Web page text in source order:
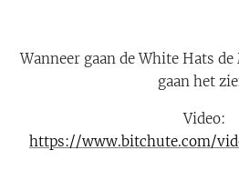
Wanneer gaan de White Hats
gaan het
Video:
https://www.bitchute.com/